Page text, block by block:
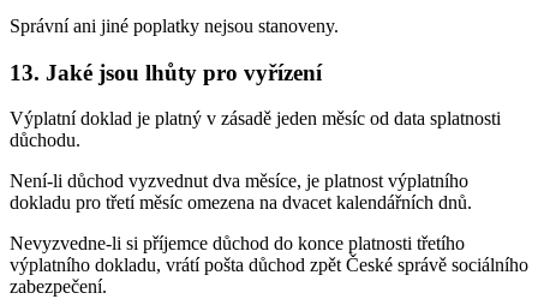
Správní ani jiné poplatky nejsou stanoveny.
13. Jaké jsou lhůty pro vyřízení
Výplatní doklad je platný v zásadě jeden měsíc od data splatnosti
důchodu.
Není-li důchod vyzvednut dva měsíce, je platnost výplatního
dokladu pro třetí měsíc omezena na dvacet kalendářních dnů.
Nevyzvedne-li si příjemce důchod do konce platnosti třetího
výplatního dokladu, vrátí pošta důchod zpět České správě sociálního
zabezpečení.